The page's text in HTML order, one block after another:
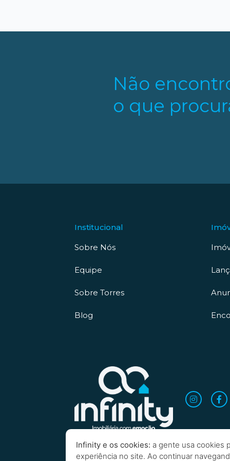
Não
o que
Institucional
Sobre Nós
Equipe
Sobre Torres
Blog
Infinity e os cookies: a gente usa cookies
experiência no site. Ao continuar